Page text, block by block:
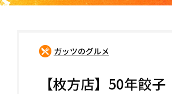
ガッツのグルメ
【枚方店】50年餃